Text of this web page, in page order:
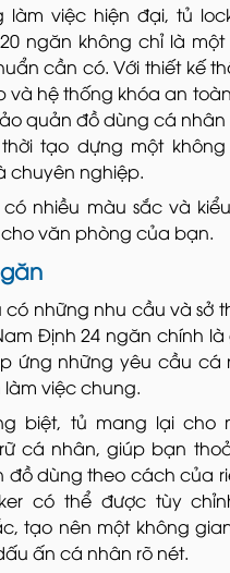
làm việc hiện đại, tủ
ngăn không chỉ là một
cần có. Với thiết kế
và hệ thống khóa an
quản đồ dùng cá
tạo dựng một
chuyên nghiệp.
nhiều màu sắc và
văn phòng của bạn.
những nhu cầu và sở
Định 24 ngăn chính
ứng những yêu cầu cá
việc chung.
biệt, tủ mang lại cho
cá nhân, giúp bạn
đồ dùng theo cách của
có thể được tùy
tạo nên một không
ấn cá nhân rõ nét.